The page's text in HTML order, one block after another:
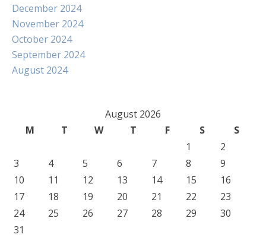
December 2024
November 2024
October 2024
September 2024
August 2024
August 2026
M
T W T F S
S
1
2
3
4 5 6 7 8
9
10
11 12 13 14 15
16
17
18 19 20 21 22
23
24
25 26 27 28 29
30
31